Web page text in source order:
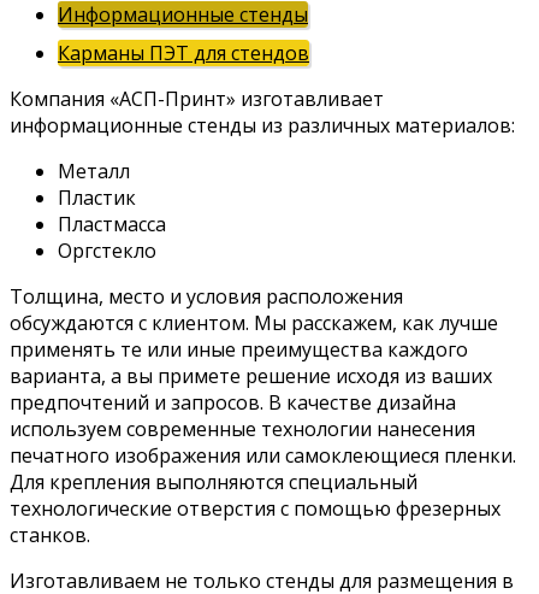
Информационные стенды
Карманы ПЭТ для стендов
Компания «АСП-Принт» изготавливает
информационные стенды из различных материалов:
Металл
Пластик
Пластмасса
Оргстекло
Толщина, место и условия расположения
обсуждаются с клиентом. Мы расскажем, как лучше
применять те или иные преимущества каждого
варианта, а вы примете решение исходя из ваших
предпочтений и запросов. В качестве дизайна
используем современные технологии нанесения
печатного изображения или самоклеющиеся пленки.
Для крепления выполняются специальный
технологические отверстия с помощью фрезерных
станков.
Изготавливаем не только стенды для размещения в